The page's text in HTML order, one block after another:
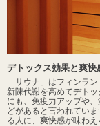
デトックス効果と爽快
「サウナ」はフィンラ
新陳代謝を高めてデト
にも、免疫力アップや
どがあると言われてい
る人に、爽快感が味わえ